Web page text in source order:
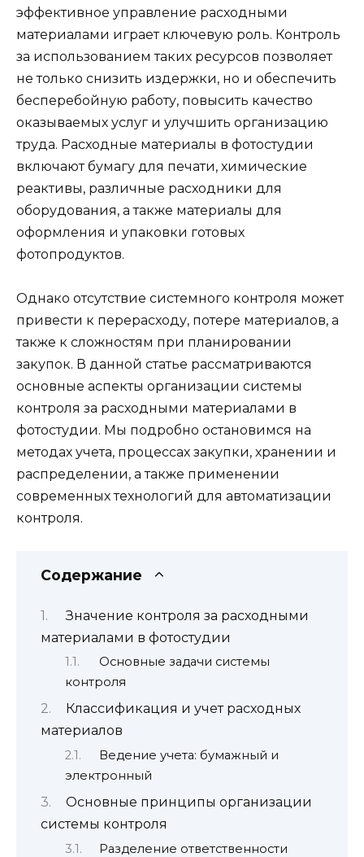
эффективное управление расходными
материалами играет ключевую роль. Контроль
за использованием таких ресурсов позволяет
не только снизить издержки, но и обеспечить
бесперебойную работу, повысить качество
оказываемых услуг и улучшить организацию
труда. Расходные материалы в фотостудии
включают бумагу для печати, химические
реактивы, различные расходники для
оборудования, а также материалы для
оформления и упаковки готовых
фотопродуктов.
Однако отсутствие системного контроля может
привести к перерасходу, потере материалов, а
также к сложностям при планировании
закупок. В данной статье рассматриваются
основные аспекты организации системы
контроля за расходными материалами в
фотостудии. Мы подробно остановимся на
методах учета, процессах закупки, хранении и
распределении, а также применении
современных технологий для автоматизации
контроля.
Содержание
Значение контроля за расходными
материалами в фотостудии
Основные задачи системы
контроля
Классификация и учет расходных
материалов
Ведение учета: бумажный и
электронный
Основные принципы организации
системы контроля
Разделение ответственности